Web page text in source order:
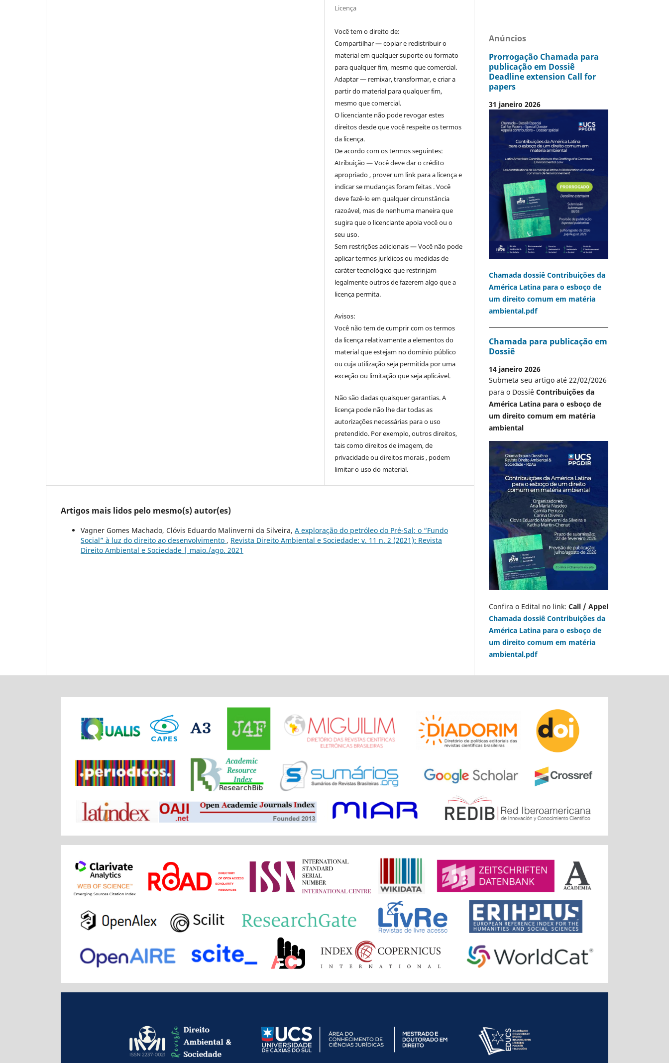
Licença
Você tem o direito de:
Compartilhar — copiar e redistribuir o
material em qualquer suporte ou formato
para qualquer fim, mesmo que comercial.
Adaptar — remixar, transformar, e criar a
partir do material para qualquer fim,
mesmo que comercial.
O licenciante não pode revogar estes
direitos desde que você respeite os termos
da licença.
De acordo com os termos seguintes:
Atribuição — Você deve dar o crédito
apropriado , prover um link para a licença e
indicar se mudanças foram feitas . Você
deve fazê-lo em qualquer circunstância
razoável, mas de nenhuma maneira que
sugira que o licenciante apoia você ou o
seu uso.
Sem restrições adicionais — Você não pode
aplicar termos jurídicos ou medidas de
caráter tecnológico que restrinjam
legalmente outros de fazerem algo que a
licença permita.
Avisos:
Você não tem de cumprir com os termos
da licença relativamente a elementos do
material que estejam no domínio público
ou cuja utilização seja permitida por uma
exceção ou limitação que seja aplicável.
Não são dadas quaisquer garantias. A
licença pode não lhe dar todas as
autorizações necessárias para o uso
pretendido. Por exemplo, outros direitos,
tais como direitos de imagem, de
privacidade ou direitos morais , podem
limitar o uso do material.
Artigos mais lidos pelo mesmo(s) autor(es)
Vagner Gomes Machado, Clóvis Eduardo Malinverni da Silveira, A exploração do petróleo do Pré-Sal: o “Fundo
Social” à luz do direito ao desenvolvimento , Revista Direito Ambiental e Sociedade: v. 11 n. 2 (2021): Revista
Direito Ambiental e Sociedade | maio./ago. 2021
Anúncios
Prorrogação Chamada para
publicação em Dossiê
Deadline extension Call for
papers
31 janeiro 2026
Chamada dossiê Contribuições da
América Latina para o esboço de
um direito comum em matéria
ambiental.pdf
Chamada para publicação em
Dossiê
14 janeiro 2026
Submeta seu artigo até 22/02/2026
para o Dossiê Contribuições da
América Latina para o esboço de
um direito comum em matéria
ambiental
Confira o Edital no link: Call / Appel
Chamada dossiê Contribuições da
América Latina para o esboço de
um direito comum em matéria
ambiental.pdf